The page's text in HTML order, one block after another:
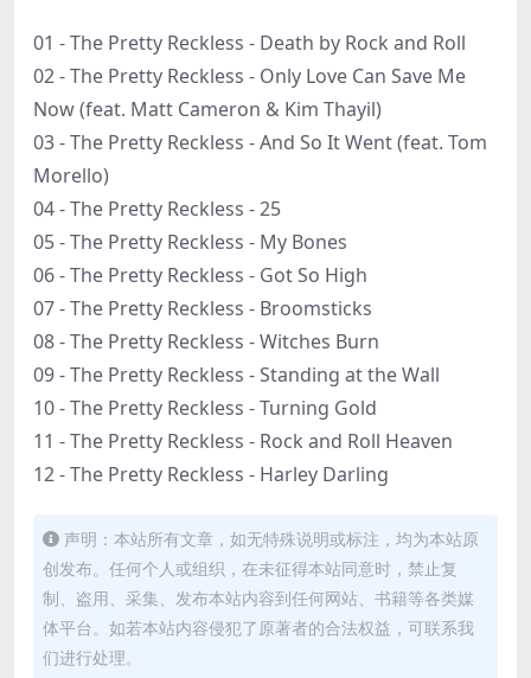
01 - The Pretty Reckless - Death by Rock and Roll
02 - The Pretty Reckless - Only Love Can Save Me
Now (feat. Matt Cameron & Kim Thayil)
03 - The Pretty Reckless - And So It Went (feat. Tom
Morello)
04 - The Pretty Reckless - 25
05 - The Pretty Reckless - My Bones
06 - The Pretty Reckless - Got So High
07 - The Pretty Reckless - Broomsticks
08 - The Pretty Reckless - Witches Burn
09 - The Pretty Reckless - Standing at the Wall
10 - The Pretty Reckless - Turning Gold
11 - The Pretty Reckless - Rock and Roll Heaven
12 - The Pretty Reckless - Harley Darling
声明：本站所有文章，如无特殊说明或标注，均为本站原
创发布。任何个人或组织，在未征得本站同意时，禁止复
制、盗用、采集、发布本站内容到任何网站、书籍等各类媒
体平台。如若本站内容侵犯了原著者的合法权益，可联系我
们进行处理。